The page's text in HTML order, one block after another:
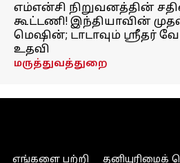
எம்என்சி நிறுவனத்தின்
கூட்டணி! இந்தியாவின்
மெஷின்; டாடாவும் ஸ்ரீதர்
உதவி
மருத்துவத்துறை
எங்களை பற்றி